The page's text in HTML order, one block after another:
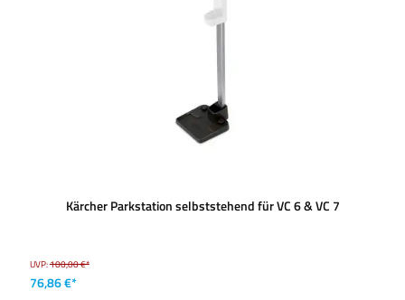
Kärcher Parkstation selbststehend für VC 6 & VC 7
UVP:100,00 €*
76,86 €*